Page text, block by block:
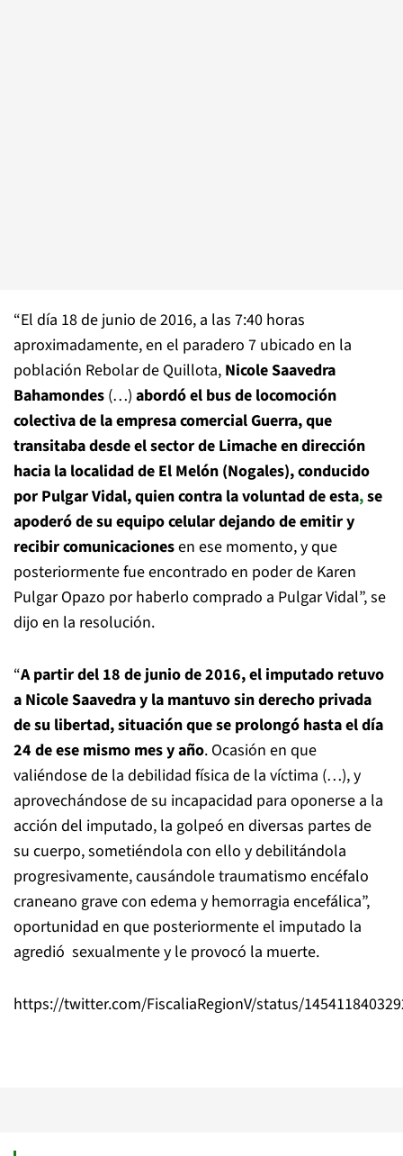
“El día 18 de junio de 2016, a las 7:40 horas
aproximadamente, en el paradero 7 ubicado en la
población Rebolar de Quillota, Nicole Saavedra
Bahamondes (…) abordó el bus de locomoción
colectiva de la empresa comercial Guerra, que
transitaba desde el sector de Limache en dirección
hacia la localidad de El Melón (Nogales), conducido
por Pulgar Vidal, quien contra la voluntad de esta,se
apoderó de su equipo celular dejando de emitir y
recibir comunicacionesen ese momento, y que
posteriormente fue encontrado en poder de Karen
Pulgar Opazo por haberlo comprado a Pulgar Vidal”, se
dijo en la resolución.
“A partir del 18 de junio de 2016, el imputado retuvo
a Nicole Saavedra y la mantuvo sin derecho privada
de su libertad, situación que se prolongó hasta el día
24 de ese mismo mes y año. Ocasión en que
valiéndose de la debilidad física de la víctima (…), y
aprovechándose de su incapacidad para oponerse a la
acción del imputado, la golpeó en diversas partes de
su cuerpo, sometiéndola con ello y debilitándola
progresivamente, causándole traumatismo encéfalo
craneano grave con edema y hemorragia encefálica”,
oportunidad en que posteriormente el imputado la
agredió sexualmente y le provocó la muerte.
https://twitter.com/FiscaliaRegionV/status/